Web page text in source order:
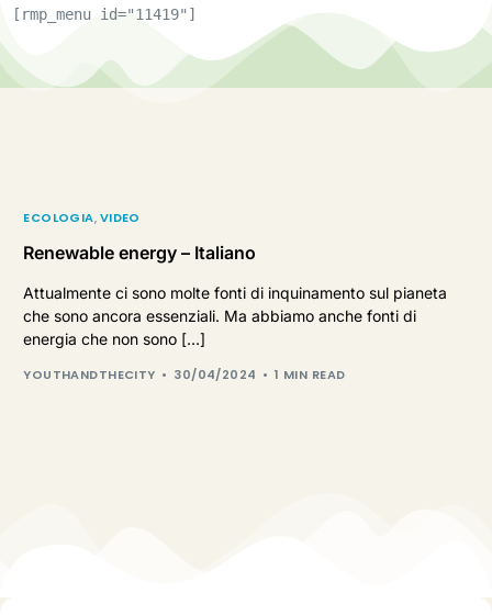
[rmp_menu id="11419"]
ECOLOGIA,VIDEO
Renewable energy – Italiano
Attualmente ci sono molte fonti di inquinamento sul pianeta
che sono ancora essenziali. Ma abbiamo anche fonti di
energia che non sono […]
YOUTHANDTHECITY 30/04/2024 1 MIN READ